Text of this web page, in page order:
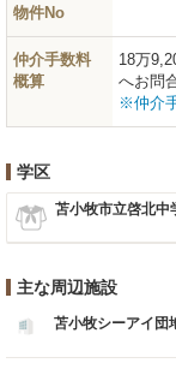
物件No
仲介手数料
概算
18万
へお問
※仲介
学区
苫小牧市立啓北中
主な周辺施設
苫小牧シーアイ団